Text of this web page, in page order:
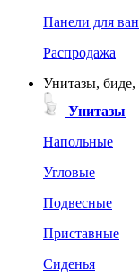
Панели для
Распродажа
Унитазы, биде,
Унитазы
Напольные
Угловые
Подвесные
Приставные
Сиденья